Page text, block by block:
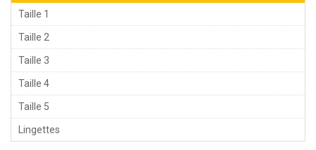
Taille 1
Taille 2
Taille 3
Taille 4
Taille 5
Lingettes